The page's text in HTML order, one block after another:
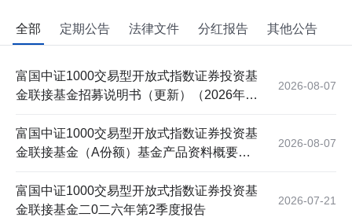
全部 定期公告 法律文件 分红报告 其他公告
富国中证1000交易型开放式指数证券投资基
金联接基金招募说明书（更新）（2026年第
2026-08-07
富国中证1000交易型开放式指数证券投资基
金联接基金（A份额）基金产品资料概要更
2026-08-07
富国中证1000交易型开放式指数证券投资基
金联接基金二0二六年第2季度报告
2026-07-21